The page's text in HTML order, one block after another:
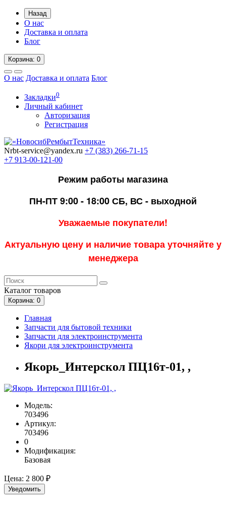
Назад
О нас
Доставка и оплата
Блог
Корзина: 0
О нас Доставка и оплата Блог
Закладки0
Личный кабинет
Авторизация
Регистрация
Nrbt-service@yandex.ru +7 (383) 266-71-15
+7 913-00-121-00
Режим работы магазина
ПН-ПТ 9:00 - 18:00СБ, ВС - выходной
Уважаемые покупатели!
Актуальную цену и наличие товара уточняйте у
менеджера
Каталог товаров
Корзина: 0
Главная
Запчасти для бытовой техники
Запчасти для электроинструмента
Якори для электроинструмента
Якорь_Интерскол ПЦ16т-01, ,
Модель:
703496
Артикул:
703496
0
Модификация:
Базовая
Цена: 2 800 ₽
Уведомить